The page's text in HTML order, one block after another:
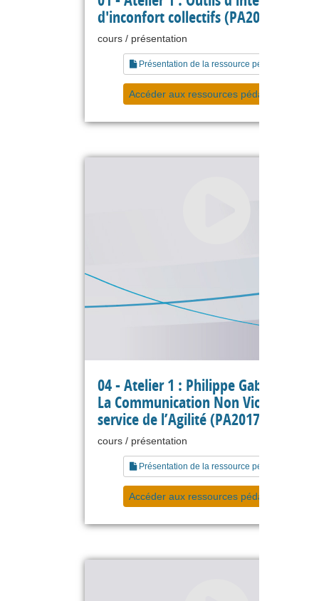
d'inconfort collectifs (PA2017)
cours / présentation
Présentation de la ressource pédagogique
Accéder aux ressources pédagogiques
04 - Atelier 1 : Philippe Gabriel (CNV)
La Communication Non Violente au
service de l’Agilité (PA2017)
cours / présentation
Présentation de la ressource pédagogique
Accéder aux ressources pédagogiques